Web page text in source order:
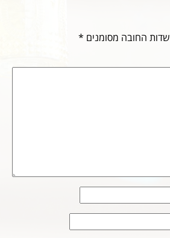
שדות החובה מסומנים *